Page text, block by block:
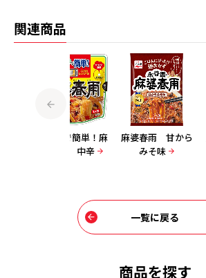
関連商品
麻婆春雨 甘から
みそ味
麻婆春
一覧に戻る
商品を探す